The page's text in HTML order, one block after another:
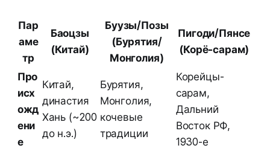
Пар
аме
тр
Баоцзы
(Китай)
Буузы/Позы
(Бурятия/
Монголия)
Пигоди/Пянсе
(Корё-сарам)
Про
исх
ожд
ени
е
Китай,
династия
Хань (~200
до н.э.)
Бурятия,
Монголия,
кочевые
традиции
Корейцы-
сарам,
Дальний
Восток РФ,
1930-е